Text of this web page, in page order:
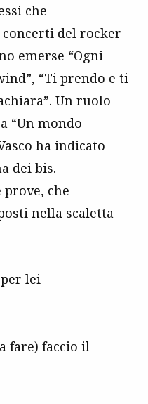
che
concerti del rocker
emerse “Ogni
“Ti prendo e ti
Un ruolo
“Un mondo
ha indicato
dei bis.
che
nella scaletta
lei
fare) faccio il